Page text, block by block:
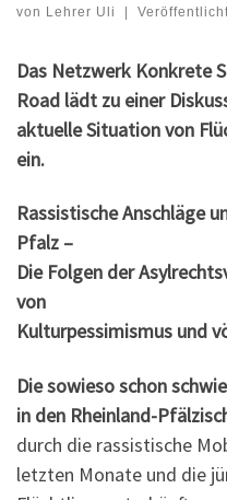
von Lehrer Uli |
Das Netzwerk Konkrete
Road lädt zu einer
aktuelle Situation von
ein.
Rassistische Anschläge
Pfalz –
Die Folgen der
von
Kulturpessimismus und
Die sowieso schon
in den Rheinland-
durch die rassistische
letzten Monate und die